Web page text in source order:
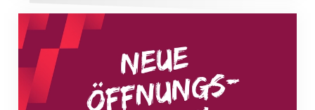
Neue Empfangszeiten ab 1. August 2026